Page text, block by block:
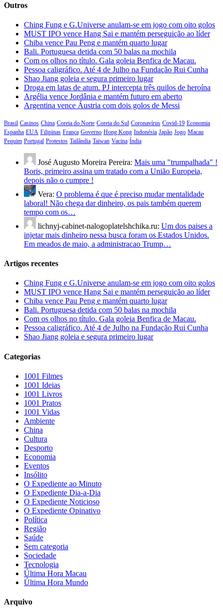
Outros
Ching Fung e G.Universe anulam-se em jogo com oito golos
MUST IPO vence Hang Sai e mantém perseguição ao líder
Chiba vence Pau Peng e mantém quarto lugar
Bali. Portuguesa detida com 50 balas na mochila
Com os olhos no título. Gala goleia Benfica de Macau.
Pessoa caligráfico. Até 4 de Julho na Fundação Rui Cunha
Shao Jiang goleia e segura primeiro lugar
Droga em latas de atum. PJ intercepta três quilos de heroína
Argélia vence Jordânia e mantém futuro em aberto
Argentina vence Áustria com dois golos de Messi
Brasil Casinos China Coreia do Norte Coreia do Sul Coronavírus Covid-19 Economia
Espanha EUA Filipinas França Governo Hong Kong Indonésia Japão Jogo Macau
Pequim Portugal Protestos Tailândia Taiwan Vacina Índia
José Augusto Moreira Pereira: Mais uma "trumpalhada" !
Boris, primeiro assina um tratado com a União Europeia,
depois não o cumpre !
Vera: O problema é que é preciso mudar mentalidade
laboral! Não chega dar dinheiro, os pais também querem
tempo com os…
lichnyj-cabinet-nalogoplatelshchika.ru: Um dos paises a
injetar mais dinheiro nessa busca foram os Estados Unidos.
Em meados de maio, a administracao Trump…
Artigos recentes
Ching Fung e G.Universe anulam-se em jogo com oito golos
MUST IPO vence Hang Sai e mantém perseguição ao líder
Chiba vence Pau Peng e mantém quarto lugar
Bali. Portuguesa detida com 50 balas na mochila
Com os olhos no título. Gala goleia Benfica de Macau.
Pessoa caligráfico. Até 4 de Julho na Fundação Rui Cunha
Shao Jiang goleia e segura primeiro lugar
Categorias
1001 Filmes
1001 Ideias
1001 Livros
1001 Pratos
1001 Vidas
Ambiente
China
Cultura
Desporto
Economia
Eventos
Insólito
O Expediente ao Minuto
O Expediente Dia-a-Dia
O Expediente Noticioso
O Expediente Opinativo
Política
Região
Saúde
Sem categoria
Sociedade
Tecnologia
Última Hora Macau
Última Hora Mundo
Arquivo